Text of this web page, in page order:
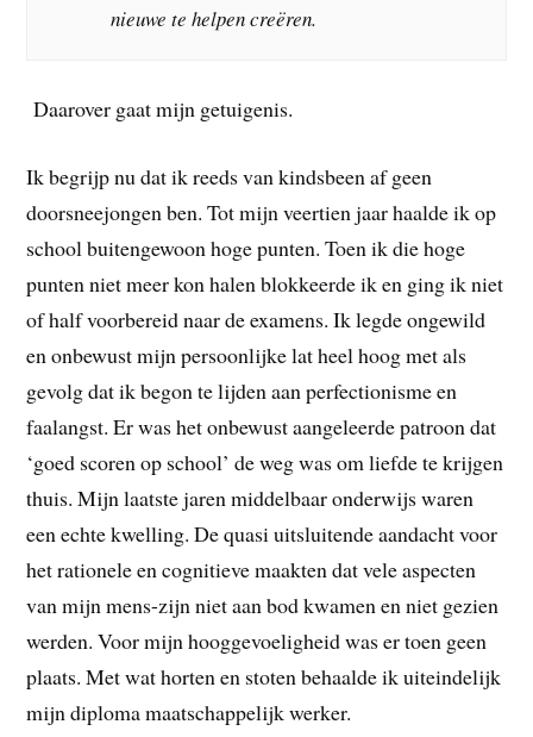
nieuwe te helpen creëren.
Daarover gaat mijn getuigenis.
Ik begrijp nu dat ik reeds van kindsbeen af geen
doorsneejongen ben. Tot mijn veertien jaar haalde ik op
school buitengewoon hoge punten. Toen ik die hoge
punten niet meer kon halen blokkeerde ik en ging ik niet
of half voorbereid naar de examens. Ik legde ongewild
en onbewust mijn persoonlijke lat heel hoog met als
gevolg dat ik begon te lijden aan perfectionisme en
faalangst. Er was het onbewust aangeleerde patroon dat
‘goed scoren op school’ de weg was om liefde te krijgen
thuis. Mijn laatste jaren middelbaar onderwijs waren
een echte kwelling. De quasi uitsluitende aandacht voor
het rationele en cognitieve maakten dat vele aspecten
van mijn mens-zijn niet aan bod kwamen en niet gezien
werden. Voor mijn hooggevoeligheid was er toen geen
plaats. Met wat horten en stoten behaalde ik uiteindelijk
mijn diploma maatschappelijk werker.